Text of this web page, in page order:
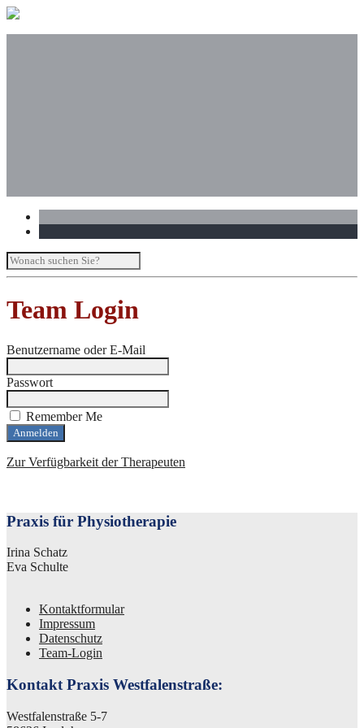
Team Login
Benutzername oder E-Mail
Passwort
Remember Me
Zur Verfügbarkeit der Therapeuten
Praxis für Physiotherapie
Irina Schatz
Eva Schulte
Kontaktformular
Impressum
Datenschutz
Team-Login
Kontakt Praxis Westfalenstraße:
Westfalenstraße 5-7